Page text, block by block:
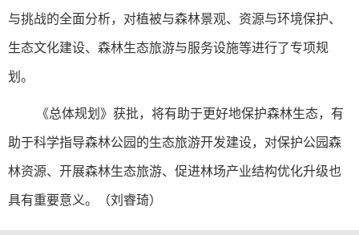
与挑战的全面分析，对植被与森林景观、资源与环境保护、
生态文化建设、森林生态旅游与服务设施等进行了专项规
划。
《总体规划》获批，将有助于更好地保护森林生态，有
助于科学指导森林公园的生态旅游开发建设，对保护公园森
林资源、开展森林生态旅游、促进林场产业结构优化升级也
具有重要意义。（刘睿琦）